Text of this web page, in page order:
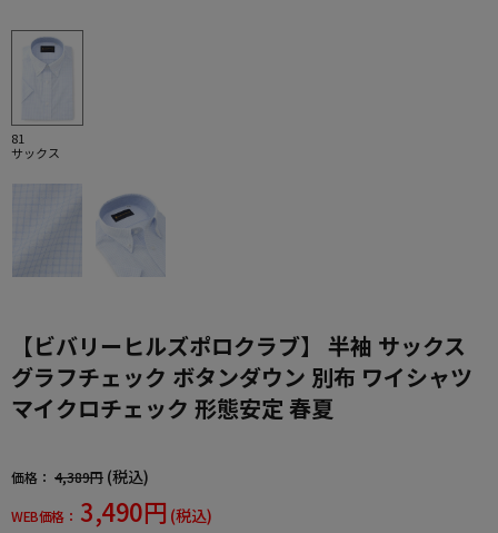
81
サックス
【ビバリーヒルズポロクラブ】 半袖 サックス
グラフチェック ボタンダウン 別布 ワイシャツ
マイクロチェック 形態安定 春夏
価格： 4,389円 (税込)
WEB価格： 3,490円 (税込)